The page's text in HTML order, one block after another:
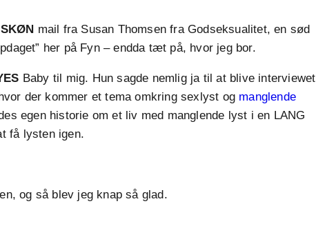
SKØN mail fra Susan Thomsen fra Godseksualitet, en sød
her på Fyn – endda tæt på, hvor jeg bor.
Baby til mig. Hun sagde nemlig ja til at blive interviewet
der kommer et tema omkring sexlyst og manglende
egen historie om et liv med manglende lyst i en LANG
få lysten igen.
og så blev jeg knap så glad.